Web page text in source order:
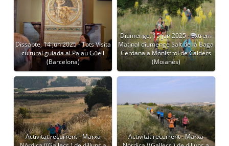
Dissabte, 14 jun 2025 - Tots Visita
cultural guiada al Palau Güell
(Barcelona)
Diumenge, 15 jun 2025 - Extrem
Matinal diumenge Salt de la Baga
Cerdana a Monistrol de Calders
(Moianès)
Activitat recurrent - Marxa
Activitat recurrent - Marxa